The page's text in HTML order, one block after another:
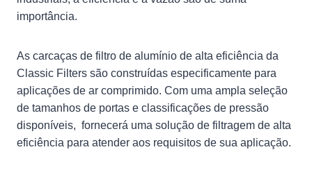
importância.
As carcaças de filtro de alumínio de alta eficiência da
Classic Filters são construídas especificamente para
aplicações de ar comprimido. Com uma ampla seleção
de tamanhos de portas e classificações de pressão
disponíveis, fornecerá uma solução de filtragem de alta
eficiência para atender aos requisitos de sua aplicação.